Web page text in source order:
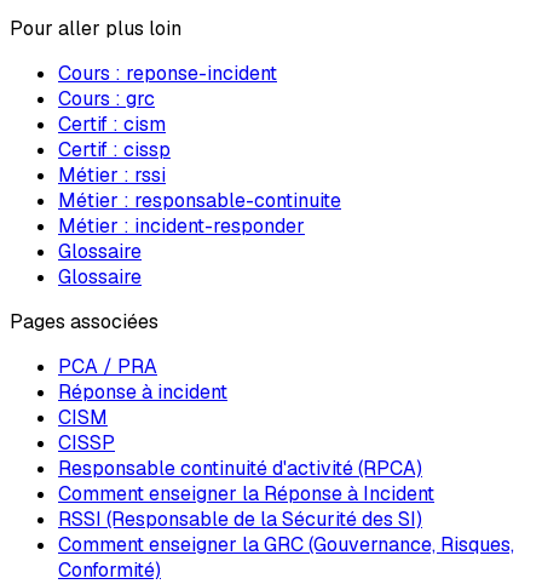
Pour aller plus loin
Cours : reponse-incident
Cours : grc
Certif : cism
Certif : cissp
Métier : rssi
Métier : responsable-continuite
Métier : incident-responder
Glossaire
Glossaire
Pages associées
PCA / PRA
Réponse à incident
CISM
CISSP
Responsable continuité d'activité (RPCA)
Comment enseigner la Réponse à Incident
RSSI (Responsable de la Sécurité des SI)
Comment enseigner la GRC (Gouvernance, Risques,
Conformité)